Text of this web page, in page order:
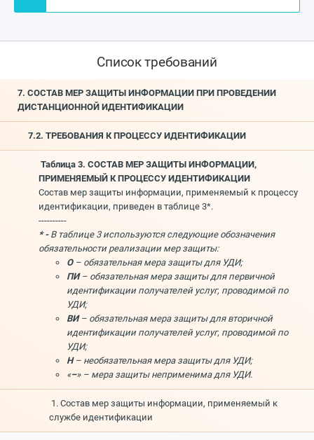
Список требований
7. СОСТАВ МЕР ЗАЩИТЫ ИНФОРМАЦИИ ПРИ ПРОВЕДЕНИИ
ДИСТАНЦИОННОЙ ИДЕНТИФИКАЦИИ
7.2. ТРЕБОВАНИЯ К ПРОЦЕССУ ИДЕНТИФИКАЦИИ
Таблица 3. СОСТАВ МЕР ЗАЩИТЫ ИНФОРМАЦИИ,
ПРИМЕНЯЕМЫЙ К ПРОЦЕССУ ИДЕНТИФИКАЦИИ
Состав мер защиты информации, применяемый к процессу
идентификации, приведен в таблице 3*.
----------
* - В таблице 3 используются следующие обозначения
обязательности реализации мер защиты:
О– обязательная мера защиты для УДИ;
ПИ– обязательная мера защиты для первичной
идентификации получателей услуг, проводимой по
УДИ;
ВИ– обязательная мера защиты для вторичной
идентификации получателей услуг, проводимой по
УДИ;
Н– необязательная мера защиты для УДИ;
«–» – мера защиты неприменима для УДИ.
1. Состав мер защиты информации, применяемый к
службе идентификации